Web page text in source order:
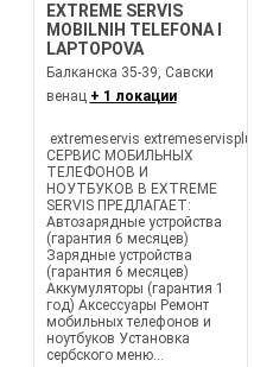
EXTREME SERVIS
MOBILNIH TELEFONA I
LAPTOPOVA
Балканска 35-39, Савски
венац + 1 локации
extremeservis extremeservisplus
СЕРВИС МОБИЛЬНЫХ
ТЕЛЕФОНОВ И
НОУТБУКОВ В EXTREME
SERVIS ПРЕДЛАГАЕТ:
Автозарядные устройства
(гарантия 6 месяцев)
Зарядные устройства
(гарантия 6 месяцев)
Аккумуляторы (гарантия 1
год) Аксессуары Ремонт
мобильных телефонов и
ноутбуков Установка
сербского меню...